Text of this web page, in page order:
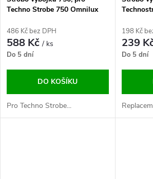
Techno Strobe 750 Omnilux
486 Kč bez DPH
588 Kč/ ks
Do 5 dní
DO KOŠÍKU
Pro Techno Strobe...
198 Kč
239
Do 5 dní